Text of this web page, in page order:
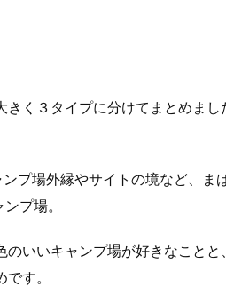
く３タイプに分けてまとめまし
プ場外縁やサイトの境など、まば
プ場。
いいキャンプ場が好きなことと
す。